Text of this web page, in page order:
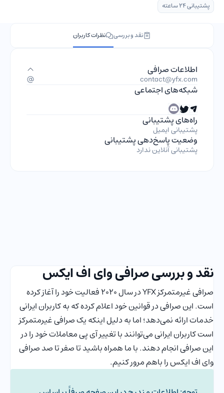
پشتیبانی ۲۴ ساعته
نقد و بررسی نظرات کاربران
اطلاعات صرافی
contact@yfx.com
شبکه‌های اجتماعی
راه‌های پشتیبانی
پشتیبانی ایمیل
وضعیت پاسخ‌دهی پشتیبانی
پشتیبانی آنلاین ندارد
نقد و بررسی صرافی وای اف ایکس
صرافی غیرمتمرکز YFX در سال 2020 فعالیت خود را آغاز کرده
است. این صرافی در قوانین خود اعلام کرده که به کاربران ایرانی
خدمات ارائه نمی‌دهد؛ اما به دلیل اینکه یک صرافی غیرمتمرکز
است کاربران ایرانی می‌توانند با تغییر آی پی معاملات خود را در
این صرافی انجام دهند. با ما همراه باشید تا صفر تا صد صرافی
وای اف ایکس را باهم مرور کنیم.